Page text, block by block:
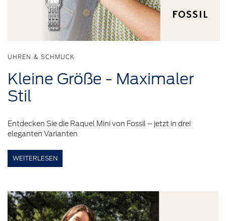
UHREN & SCHMUCK
Kleine Größe - Maximaler
Stil
Entdecken Sie die Raquel Mini von Fossil – jetzt in drei
eleganten Varianten
WEITERLESEN